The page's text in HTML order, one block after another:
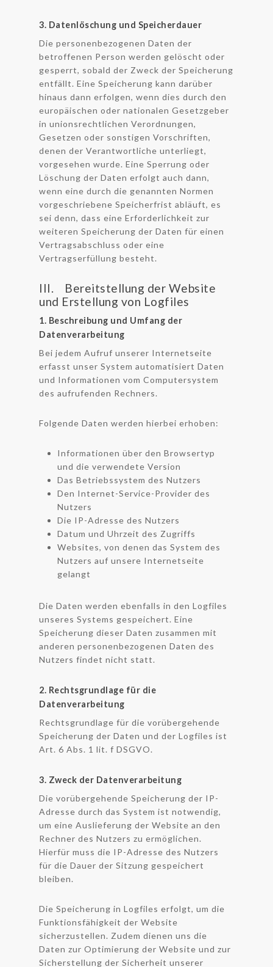
3. Datenlöschung und Speicherdauer
Die personenbezogenen Daten der
betroffenen Person werden gelöscht oder
gesperrt, sobald der Zweck der Speicherung
entfällt. Eine Speicherung kann darüber
hinaus dann erfolgen, wenn dies durch den
europäischen oder nationalen Gesetzgeber
in unionsrechtlichen Verordnungen,
Gesetzen oder sonstigen Vorschriften,
denen der Verantwortliche unterliegt,
vorgesehen wurde. Eine Sperrung oder
Löschung der Daten erfolgt auch dann,
wenn eine durch die genannten Normen
vorgeschriebene Speicherfrist abläuft, es
sei denn, dass eine Erforderlichkeit zur
weiteren Speicherung der Daten für einen
Vertragsabschluss oder eine
Vertragserfüllung besteht.
III. Bereitstellung der Website
und Erstellung von Logfiles
1. Beschreibung und Umfang der
Datenverarbeitung
Bei jedem Aufruf unserer Internetseite
erfasst unser System automatisiert Daten
und Informationen vom Computersystem
des aufrufenden Rechners.
Folgende Daten werden hierbei erhoben:
Informationen über den Browsertyp
und die verwendete Version
Das Betriebssystem des Nutzers
Den Internet-Service-Provider des
Nutzers
Die IP-Adresse des Nutzers
Datum und Uhrzeit des Zugriffs
Websites, von denen das System des
Nutzers auf unsere Internetseite
gelangt
Die Daten werden ebenfalls in den Logfiles
unseres Systems gespeichert. Eine
Speicherung dieser Daten zusammen mit
anderen personenbezogenen Daten des
Nutzers findet nicht statt.
2. Rechtsgrundlage für die
Datenverarbeitung
Rechtsgrundlage für die vorübergehende
Speicherung der Daten und der Logfiles ist
Art. 6 Abs. 1 lit. f DSGVO.
3. Zweck der Datenverarbeitung
Die vorübergehende Speicherung der IP-
Adresse durch das System ist notwendig,
um eine Auslieferung der Website an den
Rechner des Nutzers zu ermöglichen.
Hierfür muss die IP-Adresse des Nutzers
für die Dauer der Sitzung gespeichert
bleiben.
Die Speicherung in Logfiles erfolgt, um die
Funktionsfähigkeit der Website
sicherzustellen. Zudem dienen uns die
Daten zur Optimierung der Website und zur
Sicherstellung der Sicherheit unserer